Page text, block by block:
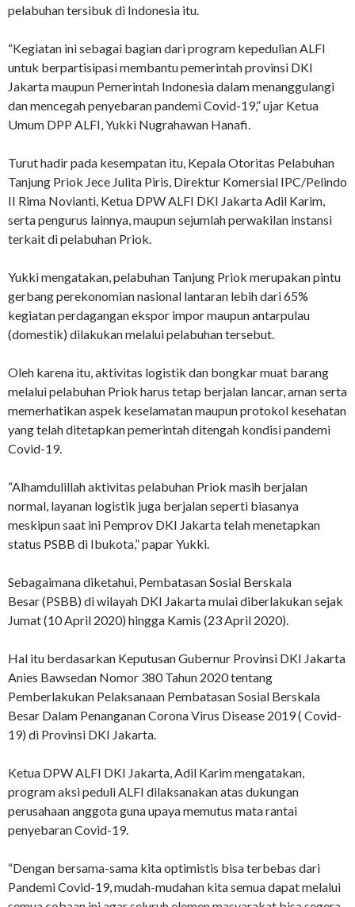
pelabuhan tersibuk di Indonesia itu.
“Kegiatan ini sebagai bagian dari program kepedulian ALFI
untuk berpartisipasi membantu pemerintah provinsi DKI
Jakarta maupun Pemerintah Indonesia dalam menanggulangi
dan mencegah penyebaran pandemi Covid-19,” ujar Ketua
Umum DPP ALFI, Yukki Nugrahawan Hanafi.
Turut hadir pada kesempatan itu, Kepala Otoritas Pelabuhan
Tanjung Priok Jece Julita Piris, Direktur Komersial IPC/Pelindo
II Rima Novianti, Ketua DPW ALFI DKI Jakarta Adil Karim,
serta pengurus lainnya, maupun sejumlah perwakilan instansi
terkait di pelabuhan Priok.
Yukki mengatakan, pelabuhan Tanjung Priok merupakan pintu
gerbang perekonomian nasional lantaran lebih dari 65%
kegiatan perdagangan ekspor impor maupun antarpulau
(domestik) dilakukan melalui pelabuhan tersebut.
Oleh karena itu, aktivitas logistik dan bongkar muat barang
melalui pelabuhan Priok harus tetap berjalan lancar, aman serta
memerhatikan aspek keselamatan maupun protokol kesehatan
yang telah ditetapkan pemerintah ditengah kondisi pandemi
Covid-19.
“Alhamdulillah aktivitas pelabuhan Priok masih berjalan
normal, layanan logistik juga berjalan seperti biasanya
meskipun saat ini Pemprov DKI Jakarta telah menetapkan
status PSBB di Ibukota,” papar Yukki.
Sebagaimana diketahui, Pembatasan Sosial Berskala
Besar (PSBB) di wilayah DKI Jakarta mulai diberlakukan sejak
Jumat (10 April 2020) hingga Kamis (23 April 2020).
Hal itu berdasarkan Keputusan Gubernur Provinsi DKI Jakarta
Anies Bawsedan Nomor 380 Tahun 2020 tentang
Pemberlakukan Pelaksanaan Pembatasan Sosial Berskala
Besar Dalam Penanganan Corona Virus Disease 2019 ( Covid-
19) di Provinsi DKI Jakarta.
Ketua DPW ALFI DKI Jakarta, Adil Karim mengatakan,
program aksi peduli ALFI dilaksanakan atas dukungan
perusahaan anggota guna upaya memutus mata rantai
penyebaran Covid-19.
“Dengan bersama-sama kita optimistis bisa terbebas dari
Pandemi Covid-19, mudah-mudahan kita semua dapat melalui